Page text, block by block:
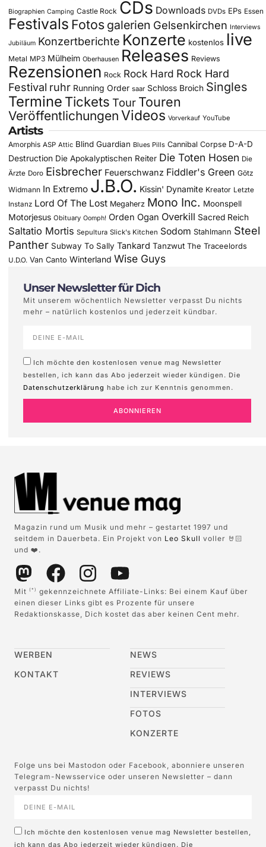
Biographien Camping Castle Rock CDs Downloads DVDs EPs Essen
Festivals Fotos galerien Gelsenkirchen Interviews
Jubiläum Konzertberichte Konzerte kostenlos live
Metal MP3 Mülheim Oberhausen Releases Reviews
Rezensionen Rock Rock Hard Rock Hard
Festival ruhr Running Order saar Schloss Broich Singles
Termine Tickets Tour Touren
Veröffentlichungen Videos Vorverkauf YouTube
Artists
Amorphis ASP Attic Blind Guardian Blues Pills Cannibal Corpse D-A-D
Destruction Die Apokalyptischen Reiter Die Toten Hosen Die
Ärzte Doro Eisbrecher Feuerschwanz Fiddler's Green Götz
Widmann In Extremo J.B.O. Kissin' Dynamite Kreator Letzte
Instanz Lord Of The Lost Megaherz Mono Inc. Moonspell
Motorjesus Obituary Oomph! Orden Ogan Overkill Sacred Reich
Saltatio Mortis Sepultura Slick's Kitchen Sodom Stahlmann Steel
Panther Subway To Sally Tankard Tanzwut The Traceelords
U.D.O. Van Canto Winterland Wise Guys
Unser Newsletter für Dich
Mit unserem wöchentlich Newsletter verpasst Du nichts
mehr – natürlich kostenlos und jederzeit kündbar.
Ich möchte den kostenlosen venue mag Newsletter
bestellen, ich kann das Abo jederzeit wieder kündigen. Die
Datenschutzerklärung habe ich zur Kenntnis genommen.
ABONNIEREN
Magazin rund um Musik und mehr – gestartet 1997 und
seitdem in Dauerbeta. Ein Projekt von Leo Skull voller 🤘🏻
und ❤️.
Mit (*)
gekennzeichnete Affiliate-Links: Bei einem Kauf über
einen dieser Links gibt es Prozente für unsere
Redaktionskasse, Dich kostet das aber keinen Cent mehr.
WERBEN
KONTAKT
NEWS
REVIEWS
INTERVIEWS
FOTOS
KONZERTE
Folge uns bei Mastodon oder Facebook, abonniere unseren
Telegram-Newsservice oder unseren Newsletter – dann
verpasst Du nichts!
Ich möchte den kostenlosen venue mag Newsletter bestellen,
ich kann das Abo jederzeit wieder kündigen. Die